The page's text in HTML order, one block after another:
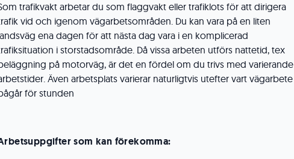
trafikvakt arbetar du som flaggvakt eller trafiklots för att dirigera
vid och igenom vägarbetsområden. Du kan vara på en liten
ena dagen för att nästa dag vara i en komplicerad
i storstadsområde. Då vissa arbeten utförs nattetid, tex
på motorväg, är det en fördel om du trivs med varierande
Även arbetsplats varierar naturligtvis utefter vart vägarbete
för stunden
som kan förekomma: